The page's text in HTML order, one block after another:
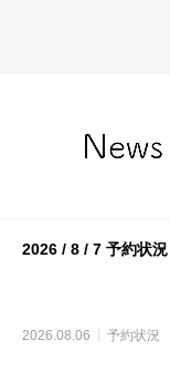
2026 / 8 / 7 予約状況
2026.08.06 予約状況